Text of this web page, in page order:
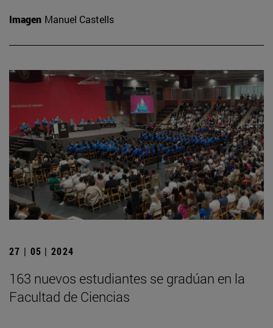
Imagen Manuel Castells
27 | 05 | 2024
163 nuevos estudiantes se gradúan en la
Facultad de Ciencias